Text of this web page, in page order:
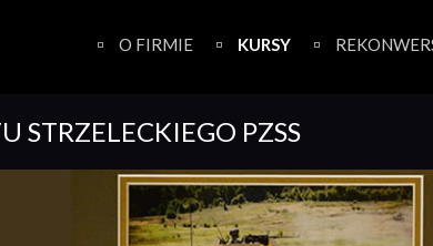
O FIRMIE KURSY
STRZELECKIEGO PZSS